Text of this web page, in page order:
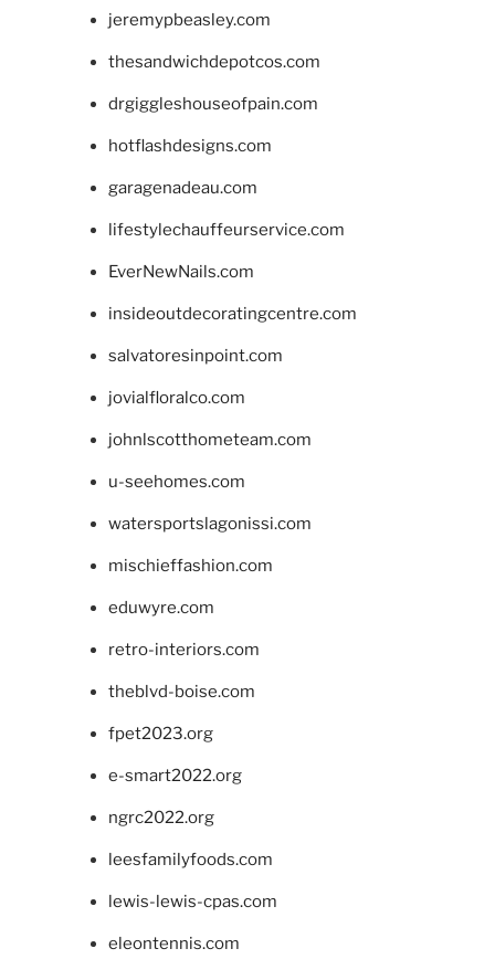
jeremypbeasley.com
thesandwichdepotcos.com
drgiggleshouseofpain.com
hotflashdesigns.com
garagenadeau.com
lifestylechauffeurservice.com
EverNewNails.com
insideoutdecoratingcentre.com
salvatoresinpoint.com
jovialfloralco.com
johnlscotthometeam.com
u-seehomes.com
watersportslagonissi.com
mischieffashion.com
eduwyre.com
retro-interiors.com
theblvd-boise.com
fpet2023.org
e-smart2022.org
ngrc2022.org
leesfamilyfoods.com
lewis-lewis-cpas.com
eleontennis.com